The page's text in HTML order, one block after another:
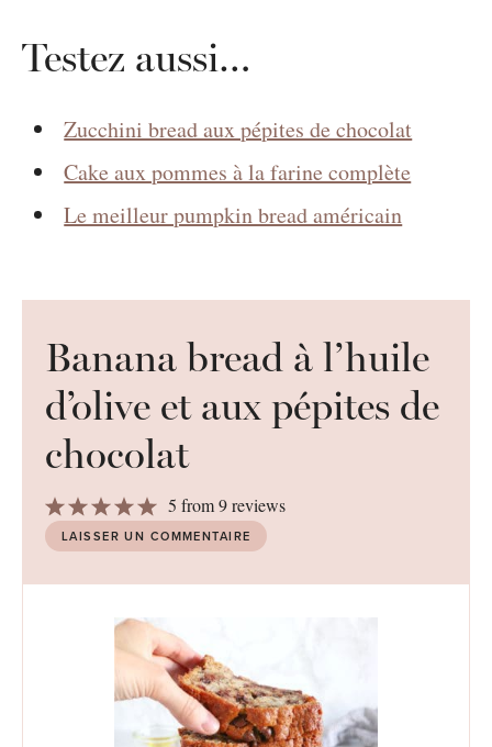
Testez aussi…
Zucchini bread aux pépites de chocolat
Cake aux pommes à la farine complète
Le meilleur pumpkin bread américain
Banana bread à l’huile
d’olive et aux pépites de
chocolat
5
Stars
4
Stars
3
Stars
2
Stars
1
Star
5 from9reviews
LAISSER UN COMMENTAIRE